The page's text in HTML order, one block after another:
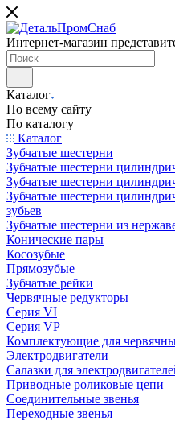
Интернет-магазин
Каталог
По всему сайту
По каталогу
Каталог
Зубчатые шестерни
Зубчатые шестерни
Зубчатые шестерни
Зубчатые шестерни
зубьев
Зубчатые шестерни из
Конические пары
Косозубые
Прямозубые
Зубчатые рейки
Червячные редукторы
Серия VI
Серия VP
Комплектующие для
Электродвигатели
Салазки для
Приводные роликовые цепи
Соединительные звенья
Переходные звенья